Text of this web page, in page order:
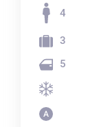
4
3
5